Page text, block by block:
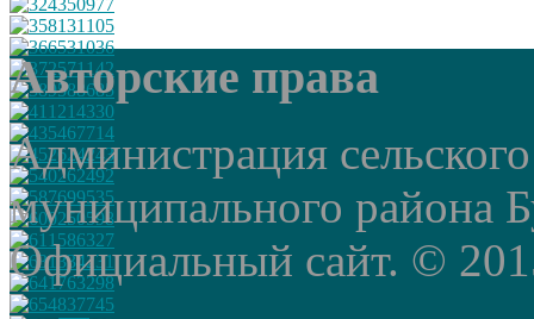
Авторские права
Администрация
муниципального района
Официальный сайт. ©